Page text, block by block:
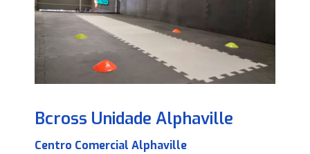
Bcross Unidade Alphaville
Centro Comercial Alphaville